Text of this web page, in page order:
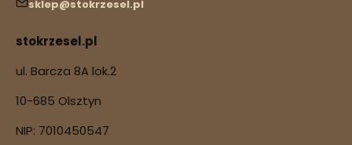
sklep@stokrzesel.pl
stokrzesel.pl
ul. Barcza 8A lok.2
10-685 Olsztyn
NIP: 7010450547